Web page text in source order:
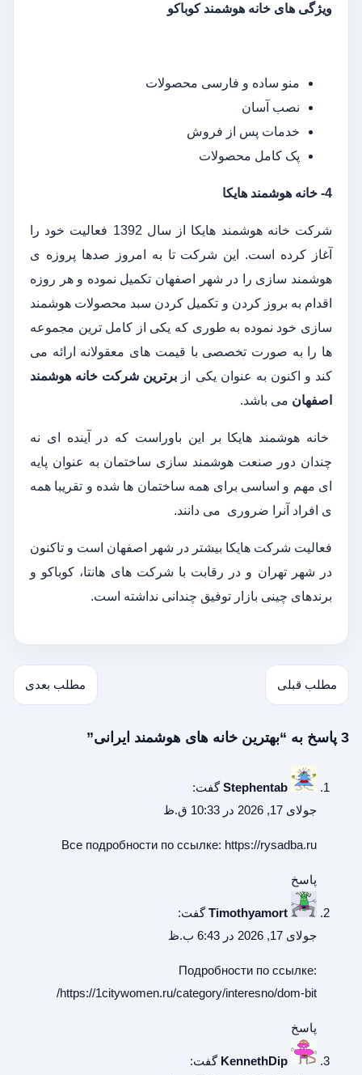
ویژگی های خانه هوشمند کوباکو
منو ساده و فارسی محصولات
نصب آسان
خدمات پس از فروش
پک کامل محصولات
4- خانه هوشمند هایکا
شرکت خانه هوشمند هایکا از سال 1392 فعالیت خود را
آغاز کرده است. این شرکت تا به امروز صدها پروزه ی
هوشمند سازی را در شهر اصفهان تکمیل نموده و هر روزه
اقدام به بروز کردن و تکمیل کردن سبد محصولات هوشمند
سازی خود نموده به طوری که یکی از کامل ترین مجموعه
ها را به صورت تخصصی با قیمت های معقولانه ارائه می
کند و اکنون به عنوان یکی از برترین شرکت خانه هوشمند
اصفهان می باشد.
خانه هوشمند هایکا بر این باوراست که در آینده ای نه
چندان دور صنعت هوشمند سازی ساختمان به عنوان پایه
ای مهم و اساسی برای همه ساختمان ها شده و تقریبا همه
ی افراد آنرا ضروری می دانند.
فعالیت شرکت هایکا بیشتر در شهر اصفهان است و تاکنون
در شهر تهران و در رقابت با شرکت های هانتا، کوباکو و
برندهای چینی بازار توفیق چندانی نداشته است.
مطلب قبلی مطلب بعدی
3 پاسخ به “بهترین خانه های هوشمند ایرانی”
Stephentab گفت:
جولای 17, 2026 در 10:33 ق.ظ
Все подробности по ссылке: https://rysadba.ru
پاسخ
Timothyamort گفت:
جولای 17, 2026 در 6:43 ب.ظ
Подробности по ссылке:
https://1citywomen.ru/category/interesno/dom-bit/
پاسخ
KennethDip گفت: